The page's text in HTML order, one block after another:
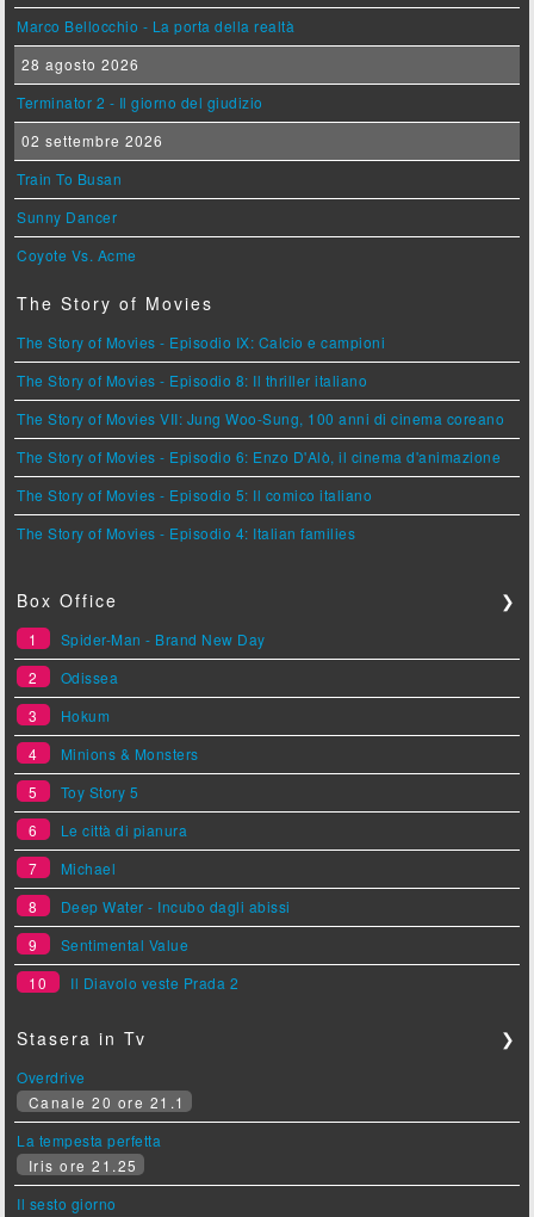
Marco Bellocchio - La porta della realtà
28 agosto 2026
Terminator 2 - Il giorno del giudizio
02 settembre 2026
Train To Busan
Sunny Dancer
Coyote Vs. Acme
The Story of Movies
The Story of Movies - Episodio IX: Calcio e campioni
The Story of Movies - Episodio 8: Il thriller italiano
The Story of Movies VII: Jung Woo-Sung, 100 anni di cinema coreano
The Story of Movies - Episodio 6: Enzo D'Alò, il cinema d'animazione
The Story of Movies - Episodio 5: Il comico italiano
The Story of Movies - Episodio 4: Italian families
Box Office ❯
1
Spider-Man - Brand New Day
2
Odissea
3
Hokum
4
Minions & Monsters
5
Toy Story 5
6
Le città di pianura
7
Michael
8
Deep Water - Incubo dagli abissi
9
Sentimental Value
10
Il Diavolo veste Prada 2
Stasera in Tv ❯
Overdrive
Canale 20 ore 21.1
La tempesta perfetta
Iris ore 21.25
Il sesto giorno